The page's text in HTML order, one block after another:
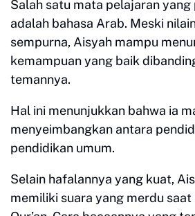
Salah satu mata pelajaran
adalah bahasa Arab. Meski
sempurna, Aisyah mampu
kemampuan yang baik
temannya.
Hal ini menunjukkan bahwa ia
menyeimbangkan antara
pendidikan umum.
Selain hafalannya yang kuat,
memiliki suara yang merdu